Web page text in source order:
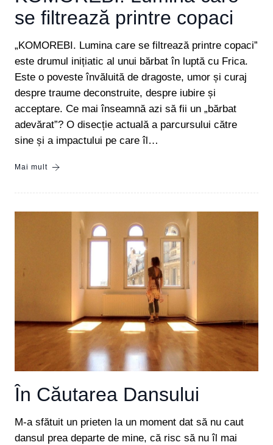
se filtrează printre copaci
„KOMOREBI. Lumina care se filtrează printre copaci”
este drumul inițiatic al unui bărbat în luptă cu Frica.
Este o poveste învăluită de dragoste, umor și curaj
despre traume deconstruite, despre iubire și
acceptare. Ce mai înseamnă azi să fii un „bărbat
adevărat”? O disecție actuală a parcursului către
sine și a impactului pe care îl…
Mai mult
În Căutarea Dansului
M-a sfătuit un prieten la un moment dat să nu caut
dansul prea departe de mine, că risc să nu îl mai